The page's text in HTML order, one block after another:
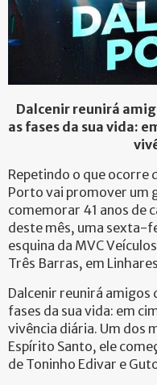
Dalcenir reunirá
as fases da sua vida:
Repetindo o que ocorre
Porto vai promover um
comemorar 41 anos de
deste mês, uma sexta-
esquina da MVC
Três Barras, em
Dalcenir reunirá amigos
fases da sua vida: em
vivência diária. Um dos
Espírito Santo, ele
de Toninho Edivar e